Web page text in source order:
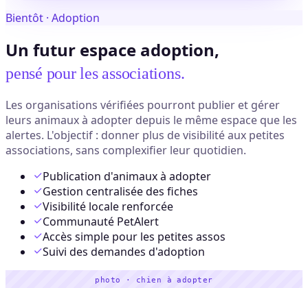
Bientôt · Adoption
Un futur espace adoption,
pensé pour les associations.
Les organisations vérifiées pourront publier et gérer
leurs animaux à adopter depuis le même espace que les
alertes. L'objectif : donner plus de visibilité aux petites
associations, sans complexifier leur quotidien.
Publication d'animaux à adopter
Gestion centralisée des fiches
Visibilité locale renforcée
Communauté PetAlert
Accès simple pour les petites assos
Suivi des demandes d'adoption
photo · chien à adopter